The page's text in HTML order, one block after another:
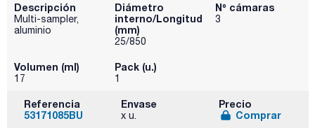
Descripción
Multi-sampler,
aluminio
Diámetro
interno/Longitud
(mm)
25/850
Nº cámaras
3
Volumen (ml)
17
Pack (u.)
1
Referencia
53171085BU
Envase
x u.
Precio
Comprar